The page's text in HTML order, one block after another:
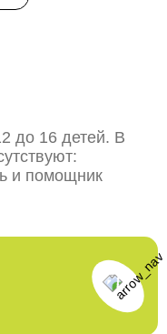
до 16 детей. В
и помощник